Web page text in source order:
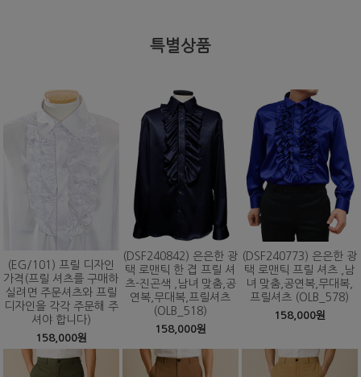
특별상품
(EG/101) 프릴 디자인
가격(프릴 셔츠를 구매하
실려면 주문셔츠와 프릴
디자인을 각각 주문해 주
셔야 합니다)
158,000원
(DSF240842) 은은한 광
택 로맨틱 한 겹 프릴 셔
츠-진곤색 ,남녀 맞춤,공
연복,무대복,프릴셔츠
(OLB_518)
158,000원
(DSF240773) 은은한 광
택 로맨틱 프릴 셔츠 ,남
녀 맞춤,공연복,무대복,
프릴셔츠 (OLB_578)
158,000원